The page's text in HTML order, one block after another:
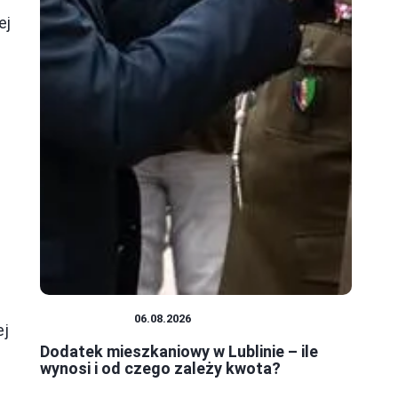
06.08.2026
Dodatek mieszkaniowy w Lublinie – ile
wynosi i od czego zależy kwota?